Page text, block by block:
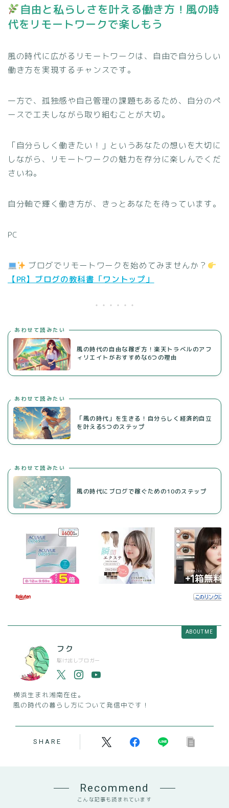
自由と私らしさを叶える働き方！風の時
代をリモートワークで楽しもう
風の時代に広がるリモートワークは、自由で自分らしい
働き方を実現するチャンスです。
一方で、孤独感や自己管理の課題もあるため、自分のペ
ースで工夫しながら取り組むことが大切。
「自分らしく働きたい！」というあなたの想いを大切に
しながら、リモートワークの魅力を存分に楽しんでくだ
さいね。
自分軸で輝く働き方が、きっとあなたを待っています。
PC
ブログでリモートワークを始めてみませんか？
【PR】ブログの教科書「ワントップ」
あわせて読みたい
風の時代の自由な稼ぎ方！楽天トラベルのアフ
ィリエイトがおすすめな6つの理由
あわせて読みたい
「風の時代」を生きる！自分らしく経済的自立
を叶える5つのステップ
あわせて読みたい
風の時代にブログで稼ぐための10のステップ
ABOUT ME
フク
駆け出しブロガー
横浜生まれ湘南在住。
風の時代の暮らし方について発信中です！
SHARE
Recommend
こんな記事も読まれています